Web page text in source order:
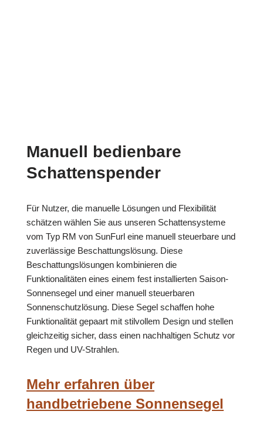
Manuell bedienbare
Schattenspender
Für Nutzer, die manuelle Lösungen und Flexibilität
schätzen wählen Sie aus unseren Schattensysteme
vom Typ RM von SunFurl eine manuell steuerbare und
zuverlässige Beschattungslösung. Diese
Beschattungslösungen kombinieren die
Funktionalitäten eines einem fest installierten Saison-
Sonnensegel und einer manuell steuerbaren
Sonnenschutzlösung. Diese Segel schaffen hohe
Funktionalität gepaart mit stilvollem Design und stellen
gleichzeitig sicher, dass einen nachhaltigen Schutz vor
Regen und UV-Strahlen.
Mehr erfahren über
handbetriebene Sonnensegel